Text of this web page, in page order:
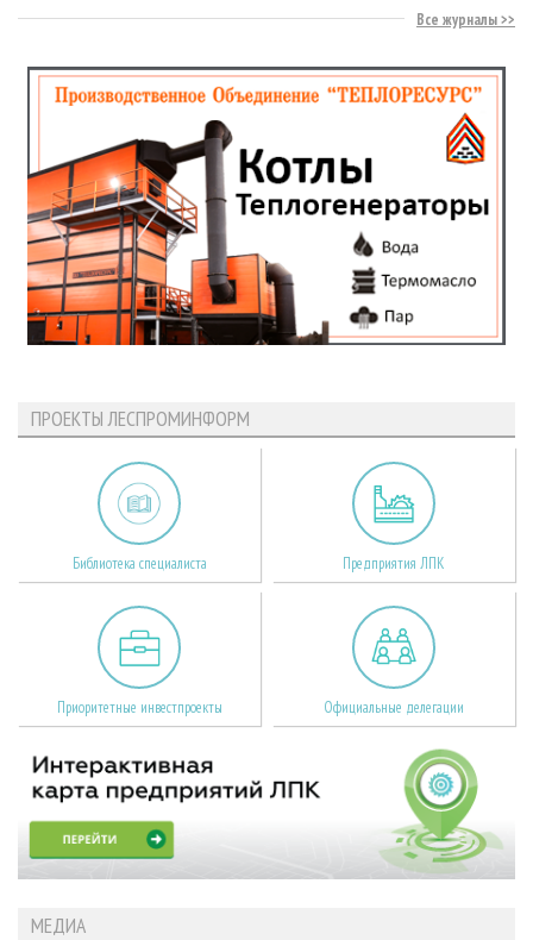
Все журналы
ПРОЕКТЫ ЛЕСПРОМИНФОРМ
Библиотека специалиста Предприятия ЛПК
Приоритетные инвестпроекты Официальные делегации
МЕДИА